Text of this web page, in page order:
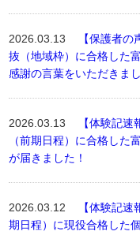
2026.03.13
【保護者
抜（地域枠）に合格した
感謝の言葉をいただきま
2026.03.13
【体験記
（前期日程）に合格した
が届きました！
2026.03.12
【体験記
期日程）に現役合格した